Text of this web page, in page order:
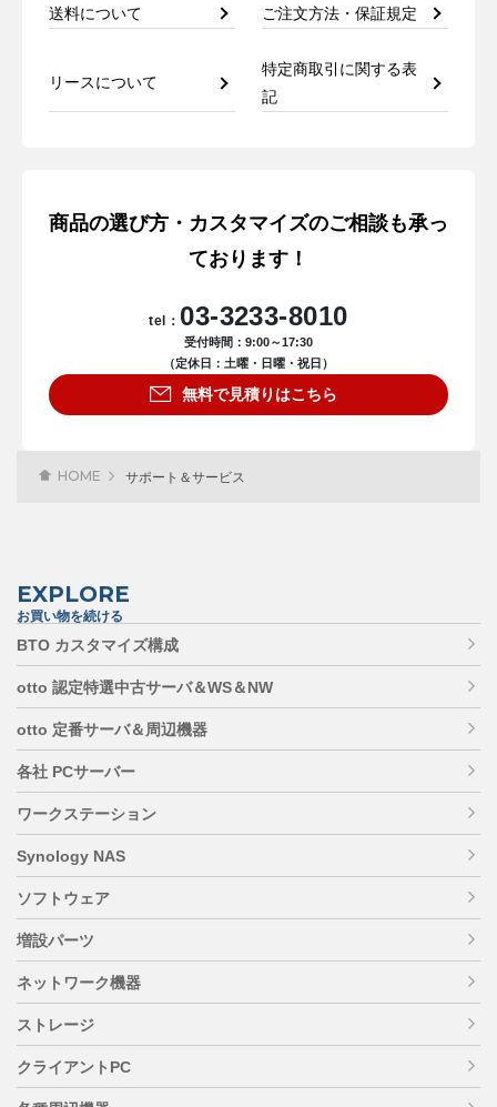
送料について ご注文方法・保証規定
リースについて
特定商取引に関する表
記
商品の選び方・カスタマイズのご相談も承っ
ております！
tel： 03-3233-8010
受付時間：9:00～17:30
（定休日：土曜・日曜・祝日）
無料で見積りはこちら
HOME サポート＆サービス
EXPLORE
お買い物を続ける
BTO カスタマイズ構成
otto 認定特選中古サーバ＆WS＆NW
otto 定番サーバ＆周辺機器
各社 PCサーバー
ワークステーション
Synology NAS
ソフトウェア
増設パーツ
ネットワーク機器
ストレージ
クライアントPC